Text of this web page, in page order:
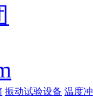
振动试验设备 温度